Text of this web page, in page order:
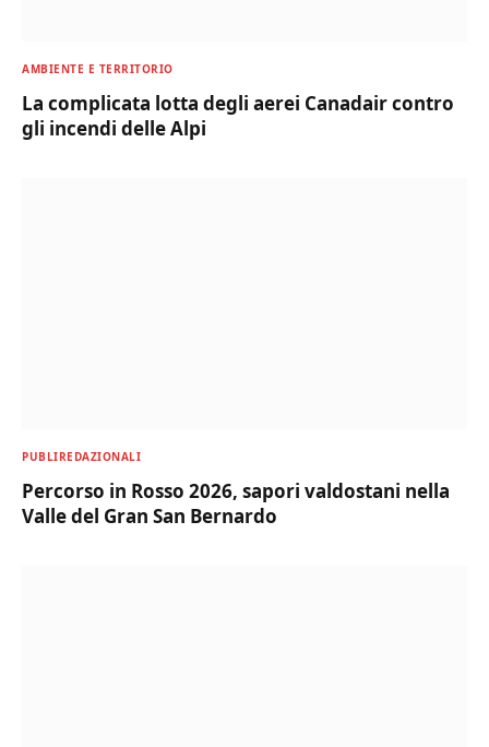
AMBIENTE E TERRITORIO
La complicata lotta degli aerei Canadair contro
gli incendi delle Alpi
PUBLIREDAZIONALI
Percorso in Rosso 2026, sapori valdostani nella
Valle del Gran San Bernardo